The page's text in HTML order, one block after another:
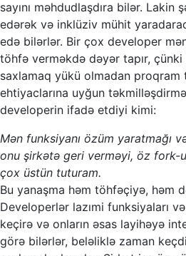
sayını məhdudlaşdıra bilər. Lakin
edərək və inklüziv mühit
edə bilərlər. Bir çox developer
töhfə verməkdə dəyər tapır,
saxlamaq yükü olmadan proqram
ehtiyaclarına uyğun
developerin ifadə etdiyi kimi:
Mən funksiyanı özüm yaratmağı
onu şirkətə geri verməyi, öz fork-
çox üstün tuturam.
Bu yanaşma həm töhfəçiyə, həm
Developerlər lazımi funksiyaları
keçirə və onların əsas layihəyə
görə bilərlər, beləliklə zaman